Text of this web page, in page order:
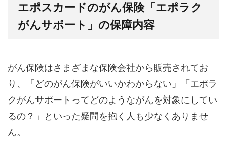
エポスカードのがん保険「エポラク
がんサポート」の保障内容
がん保険はさまざまな保険会社から販売されてお
り、「どのがん保険がいいかわからない」「エポラ
クがんサポートってどのようながんを対象にしてい
るの？」といった疑問を抱く人も少なくありませ
ん。